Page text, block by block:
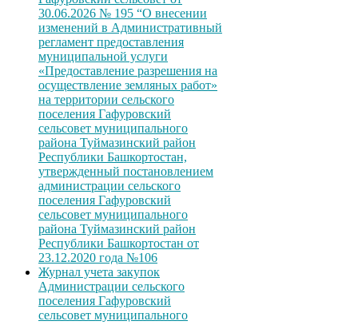
30.06.2026 № 195 “О внесении
изменений в Административный
регламент предоставления
муниципальной услуги
«Предоставление разрешения на
осуществление земляных работ»
на территории сельского
поселения Гафуровский
сельсовет муниципального
района Туймазинский район
Республики Башкортостан,
утвержденный постановлением
администрации сельского
поселения Гафуровский
сельсовет муниципального
района Туймазинский район
Республики Башкортостан от
23.12.2020 года №106
Журнал учета закупок
Администрации сельского
поселения Гафуровский
сельсовет муниципального